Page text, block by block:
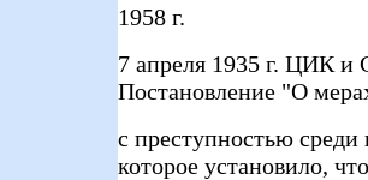
1958 г.
7 апреля 1935 г. ЦИК
Постановление "О
с преступностью
которое установило, что